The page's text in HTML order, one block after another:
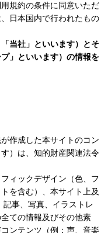
規約の条件に同意いただ
日本国内で行われたもの
当社」といいます）とそ
」といいます）の情報を
作成した本サイトのコン
）は、知的財産関連法令
ィックデザイン（色、フ
を含む）、本サイト上及
事、写真、イラストレ
ての情報及びその他素
ンテンツ（例：声、音楽